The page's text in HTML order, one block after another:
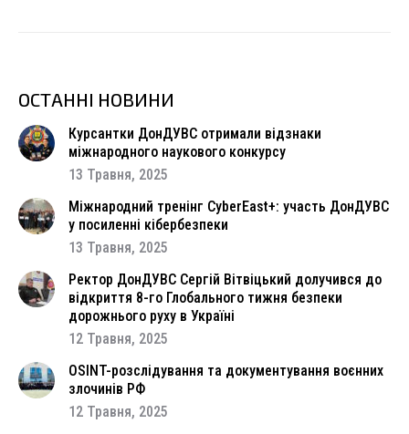
ОСТАННІ НОВИНИ
Курсантки ДонДУВС отримали відзнаки
міжнародного наукового конкурсу
13 Травня, 2025
Міжнародний тренінг CyberEast+: участь ДонДУВС
у посиленні кібербезпеки
13 Травня, 2025
Ректор ДонДУВС Сергій Вітвіцький долучився до
відкриття 8-го Глобального тижня безпеки
дорожнього руху в Україні
12 Травня, 2025
OSINT-розслідування та документування воєнних
злочинів РФ
12 Травня, 2025